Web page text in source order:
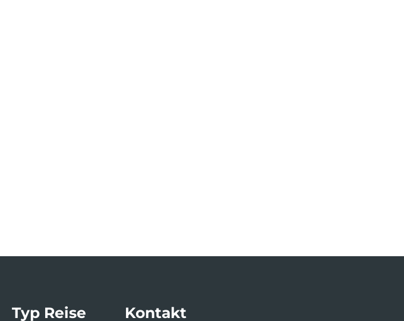
Typ Reise Kontakt